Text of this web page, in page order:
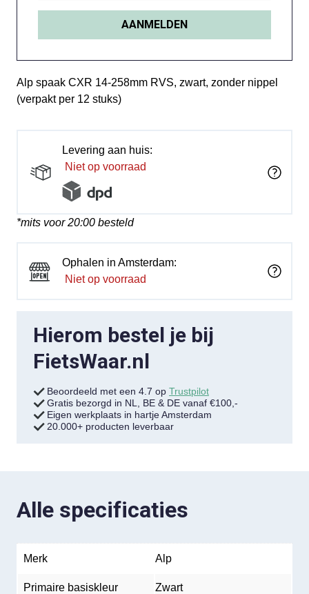
Alp spaak CXR 14-258mm RVS, zwart, zonder nippel
(verpakt per 12 stuks)
Levering aan huis:
Niet op voorraad
*mits voor 20:00 besteld
Ophalen in Amsterdam:
Niet op voorraad
Hierom bestel je bij
FietsWaar.nl
Beoordeeld met een 4.7 op Trustpilot
Gratis bezorgd in NL, BE & DE vanaf €100,-
Eigen werkplaats in hartje Amsterdam
20.000+ producten leverbaar
Alle specificaties
Merk Alp
Primaire basiskleur Zwart